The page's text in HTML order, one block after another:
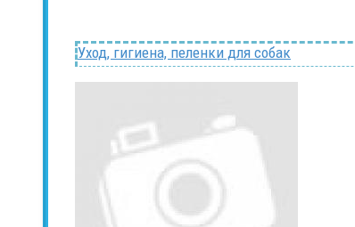
Уход, гигиена, пеленки для собак